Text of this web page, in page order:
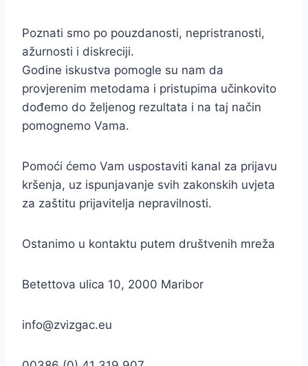
Poznati smo po pouzdanosti, nepristranosti,
ažurnosti i diskreciji.
Godine iskustva pomogle su nam da
provjerenim metodama i pristupima učinkovito
dođemo do željenog rezultata i na taj način
pomognemo Vama.
Pomoći ćemo Vam uspostaviti kanal za prijavu
kršenja, uz ispunjavanje svih zakonskih uvjeta
za zaštitu prijavitelja nepravilnosti.
Ostanimo u kontaktu putem društvenih mreža
Betettova ulica 10, 2000 Maribor
info@zvizgac.eu